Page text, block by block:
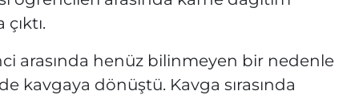
arasında henüz bilinmeyen bir nedenle
kavgaya dönüştü. Kavga sırasında